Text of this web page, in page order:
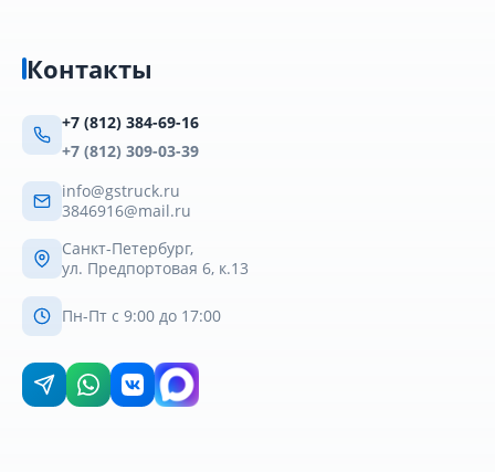
Контакты
+7 (812) 384-69-16
+7 (812) 309-03-39
info@gstruck.ru
3846916@mail.ru
Санкт-Петербург,
ул. Предпортовая 6, к.13
Пн-Пт с 9:00 до 17:00